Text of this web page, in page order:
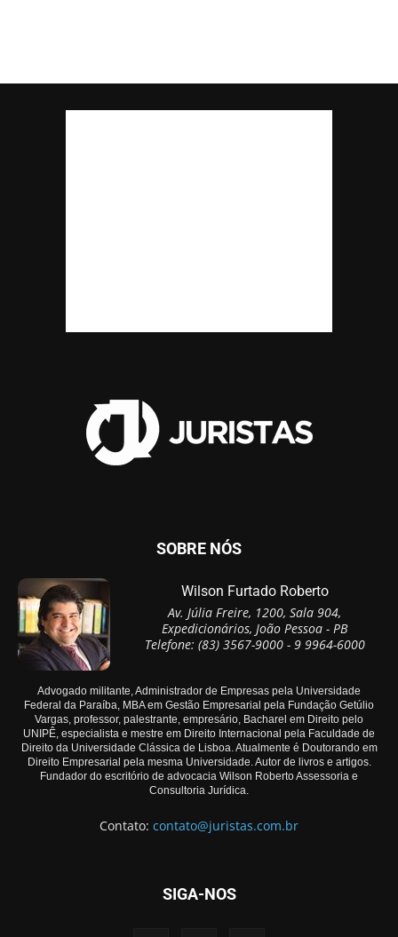
SOBRE NÓS
Wilson Furtado Roberto
Av. Júlia Freire, 1200, Sala 904,
Expedicionários, João Pessoa - PB
Telefone: (83) 3567-9000 - 9 9964-6000
Advogado militante, Administrador de Empresas pela Universidade
Federal da Paraíba, MBA em Gestão Empresarial pela Fundação Getúlio
Vargas, professor, palestrante, empresário, Bacharel em Direito pelo
UNIPÊ, especialista e mestre em Direito Internacional pela Faculdade de
Direito da Universidade Clássica de Lisboa. Atualmente é Doutorando em
Direito Empresarial pela mesma Universidade. Autor de livros e artigos.
Fundador do escritório de advocacia Wilson Roberto Assessoria e
Consultoria Jurídica.
Contato: contato@juristas.com.br
SIGA-NOS